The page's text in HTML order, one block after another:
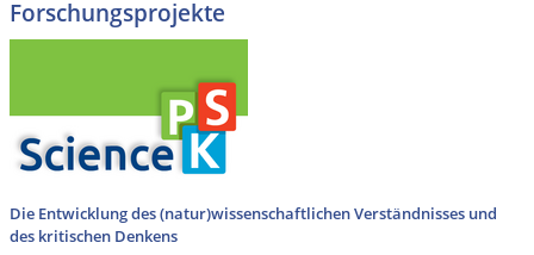
Forschungsprojekte
Die Entwicklung des (natur)wissenschaftlichen Verständnisses und
des kritischen Denkens